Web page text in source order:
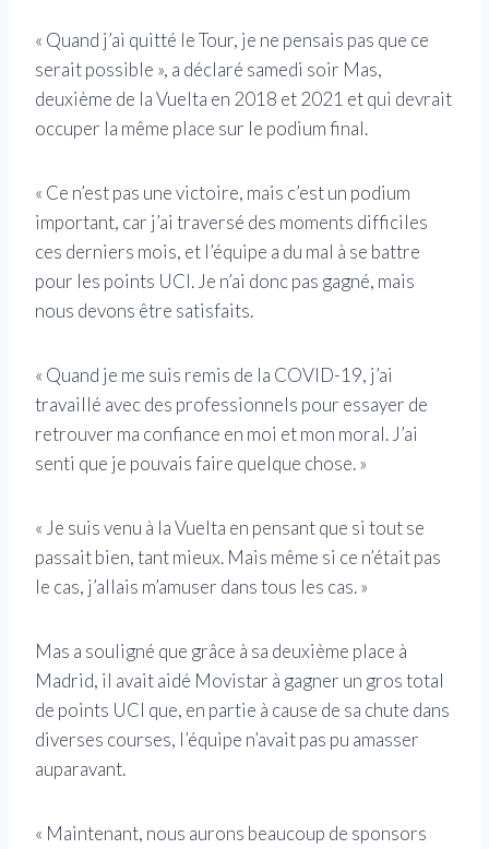
« Quand j’ai quitté le Tour, je ne pensais pas que ce
serait possible », a déclaré samedi soir Mas,
deuxième de la Vuelta en 2018 et 2021 et qui devrait
occuper la même place sur le podium final.
« Ce n’est pas une victoire, mais c’est un podium
important, car j’ai traversé des moments difficiles
ces derniers mois, et l’équipe a du mal à se battre
pour les points UCI. Je n’ai donc pas gagné, mais
nous devons être satisfaits.
« Quand je me suis remis de la COVID-19, j’ai
travaillé avec des professionnels pour essayer de
retrouver ma confiance en moi et mon moral. J’ai
senti que je pouvais faire quelque chose. »
« Je suis venu à la Vuelta en pensant que si tout se
passait bien, tant mieux. Mais même si ce n’était pas
le cas, j’allais m’amuser dans tous les cas. »
Mas a souligné que grâce à sa deuxième place à
Madrid, il avait aidé Movistar à gagner un gros total
de points UCI que, en partie à cause de sa chute dans
diverses courses, l’équipe n’avait pas pu amasser
auparavant.
« Maintenant, nous aurons beaucoup de sponsors